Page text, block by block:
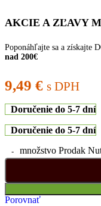
AKCIE A ZĽAVY
Poponáhľajte sa a získajte
nad 200€
9,49 € s DPH
Doručenie do 5-7 dní
Doručenie do 5-7 dní
množstvo Prodak
Porovnať